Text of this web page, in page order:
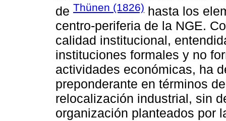
de Thünen (1826) hasta los
centro-periferia de la NGE.
calidad institucional,
instituciones formales y no
actividades económicas, ha
preponderante en términos
relocalización industrial, sin
organización planteados por